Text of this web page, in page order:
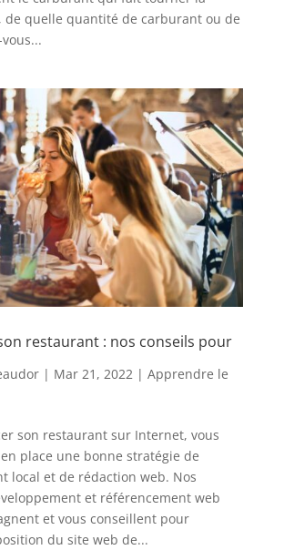
de quelle quantité de carburant ou de
restaurant : nos conseils pour
| Mar 21, 2022| Apprendre le
son restaurant sur Internet, vous
place une bonne stratégie de
local et de rédaction web. Nos
et référencement web
et vous conseillent pour
du site web de...